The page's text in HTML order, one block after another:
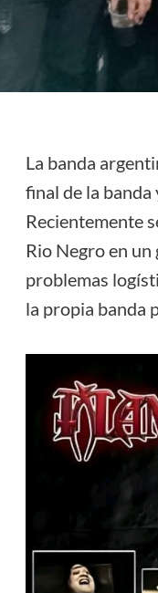
La banda
final de la
Recientemente
Rio Negro en un
problemas
la propia banda